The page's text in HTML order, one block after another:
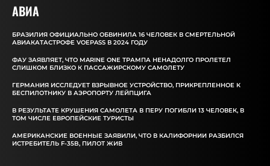
АВИА
БРАЗИЛИЯ ОФИЦИАЛЬНО ОБВИНИЛА 16 ЧЕЛОВЕК В СМЕРТЕЛЬНОЙ
АВИАКАТАСТРОФЕ VOEPASS В 2024 ГОДУ
ФАУ ЗАЯВЛЯЕТ, ЧТО MARINE ONE ТРАМПА НЕНАДОЛГО ПРОЛЕТЕЛ
СЛИШКОМ БЛИЗКО К ПАССАЖИРСКОМУ САМОЛЕТУ
ГЕРМАНИЯ ИССЛЕДУЕТ ВЗРЫВНОЕ УСТРОЙСТВО, ПРИКРЕПЛЕННОЕ К
БЕСПИЛОТНИКУ В АЭРОПОРТУ ЛЕЙПЦИГА
В РЕЗУЛЬТАТЕ КРУШЕНИЯ САМОЛЕТА В ПЕРУ ПОГИБЛИ 13 ЧЕЛОВЕК, В
ТОМ ЧИСЛЕ ЕВРОПЕЙСКИЕ ТУРИСТЫ
АМЕРИКАНСКИЕ ВОЕННЫЕ ЗАЯВИЛИ, ЧТО В КАЛИФОРНИИ РАЗБИЛСЯ
ИСТРЕБИТЕЛЬ F-35B, ПИЛОТ ЖИВ